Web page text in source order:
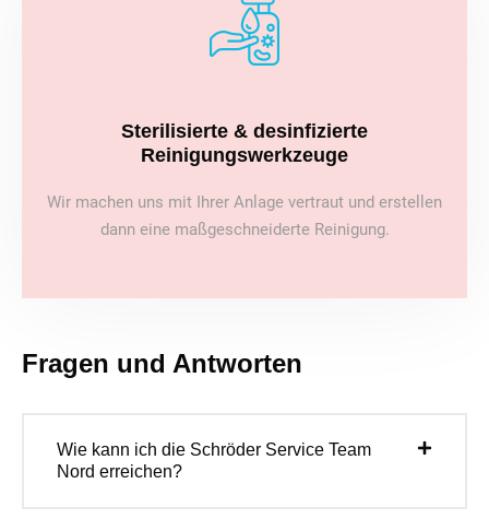
Sterilisierte & desinfizierte
Reinigungswerkzeuge
Wir machen uns mit Ihrer Anlage vertraut und erstellen
dann eine maßgeschneiderte Reinigung.
Fragen und Antworten
Wie kann ich die Schröder Service Team
Nord erreichen?